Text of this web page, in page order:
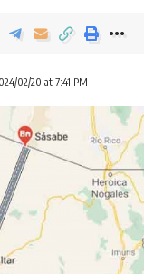
02/20 at 7:41 PM